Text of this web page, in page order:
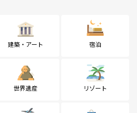
建築・アート 宿泊
世界遺産 リゾート